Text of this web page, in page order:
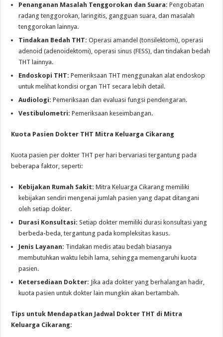
Penanganan Masalah Tenggorokan dan Suara: Pengobatan
radang tenggorokan, laringitis, gangguan suara, dan masalah
tenggorokan lainnya.
Tindakan Bedah THT: Operasi amandel (tonsilektomi), operasi
adenoid (adenoidektomi), operasi sinus (FESS), dan tindakan bedah
THT lainnya.
Endoskopi THT: Pemeriksaan THT menggunakan alat endoskop
untuk melihat kondisi organ THT secara lebih detail.
Audiologi: Pemeriksaan dan evaluasi fungsi pendengaran.
Vestibulometri: Pemeriksaan keseimbangan.
Kuota Pasien Dokter THT Mitra Keluarga Cikarang
Kuota pasien per dokter THT per hari bervariasi tergantung pada
beberapa faktor, seperti:
Kebijakan Rumah Sakit: Mitra Keluarga Cikarang memiliki
kebijakan sendiri mengenai jumlah pasien yang dapat ditangani
oleh setiap dokter.
Durasi Konsultasi: Setiap dokter memiliki durasi konsultasi yang
berbeda-beda, tergantung pada kompleksitas kasus.
Jenis Layanan: Tindakan medis atau bedah biasanya
membutuhkan waktu lebih lama, sehingga memengaruhi kuota
pasien.
Ketersediaan Dokter: Jika ada dokter yang berhalangan hadir,
kuota pasien untuk dokter lain mungkin akan bertambah.
Tips untuk Mendapatkan Jadwal Dokter THT di Mitra
Keluarga Cikarang: